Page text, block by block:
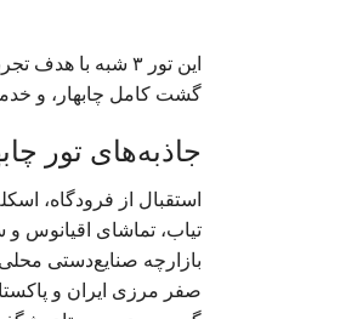
این تور ۳ شبه
گشت کامل چابهار، و
جاذبه‌های تور
استقبال از فرودگاه،
تیاب، تماشای اقیانوس
بازارچه صنایع‌دستی
صفر مرزی ایران و